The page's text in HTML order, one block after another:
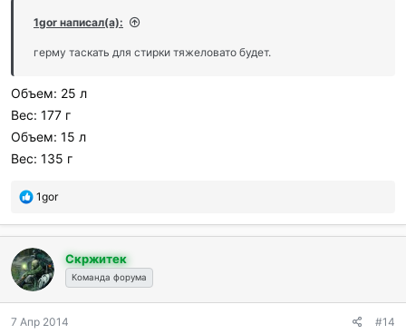
1gor написал(а):
герму таскать для стирки тяжеловато будет.
Объем: 25 л
Вес: 177 г
Объем: 15 л
Вес: 135 г
П
б
а
г
о
а
1gor
Скржитек
Команда форума
7 Апр 2014 #14